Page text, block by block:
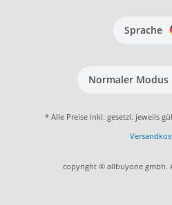
Sprache
Normaler Modus
* Alle Preise inkl. gesetzl. jeweils
copyright © allbuyone gmbh.